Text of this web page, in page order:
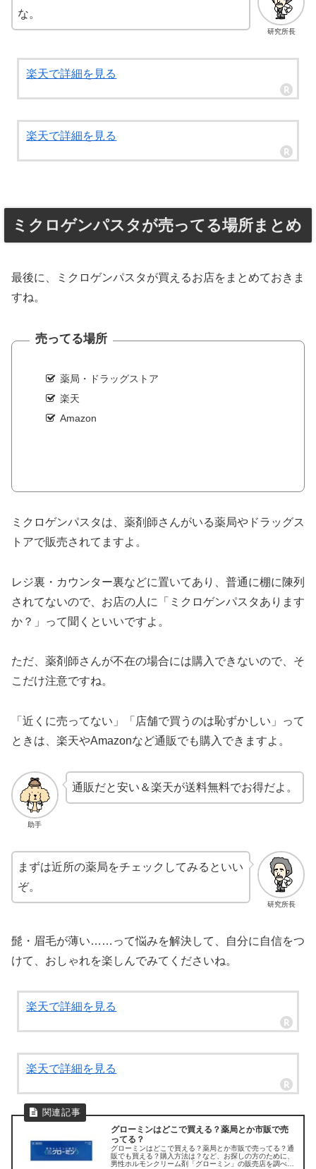
研究所長
な。
楽天で詳細を見る
楽天で詳細を見る
ミクロゲンパスタが売ってる場所まとめ
最後に、ミクロゲンパスタが買えるお店をまとめておきま
すね。
売ってる場所
薬局・ドラッグストア
楽天
Amazon
ミクロゲンパスタは、薬剤師さんがいる薬局やドラッグス
トアで販売されてますよ。
レジ裏・カウンター裏などに置いてあり、普通に棚に陳列
されてないので、お店の人に「ミクロゲンパスタあります
か？」って聞くといいですよ。
ただ、薬剤師さんが不在の場合には購入できないので、そ
こだけ注意ですね。
「近くに売ってない」「店舗で買うのは恥ずかしい」って
ときは、楽天やAmazonなど通販でも購入できますよ。
助手
通販だと安い＆楽天が送料無料でお得だよ。
研究所長
まずは近所の薬局をチェックしてみるといい
ぞ。
髭・眉毛が薄い……って悩みを解決して、自分に自信をつ
けて、おしゃれを楽しんでみてくださいね。
楽天で詳細を見る
楽天で詳細を見る
グローミンはどこで買える？薬局とか市販で売
ってる？
グローミンはどこで買える？薬局とか市販で売ってる？通
販でも買える？購入方法は？など、お探しの方のために、
男性ホルモンクリーム剤「グローミン」の販売店を調べて